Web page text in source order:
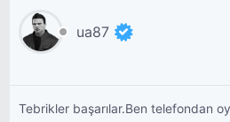
ua87
Tebrikler başarılar.Ben telefondan